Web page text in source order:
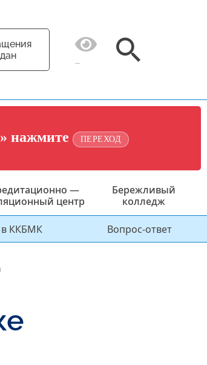
нажмите ПЕРЕХОД
—
центр
Бережливый
колледж
в ККБМК Вопрос-ответ